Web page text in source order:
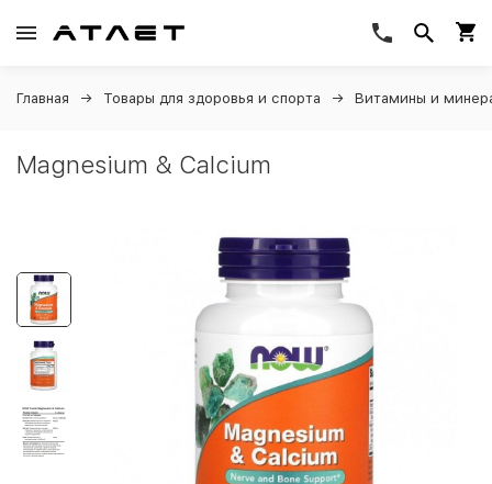
Главная Товары для здоровья и спорта Витамины и
Magnesium & Calcium